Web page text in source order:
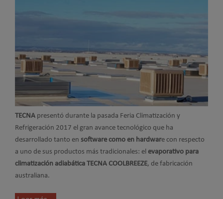
TECNA presentó durante la pasada Feria Climatización y
Refrigeración 2017 el gran avance tecnológico que ha
desarrollado tanto en software como en hardware con respecto
a uno de sus productos más tradicionales: el evaporativo para
climatización adiabática TECNA COOLBREEZE, de fabricación
australiana.